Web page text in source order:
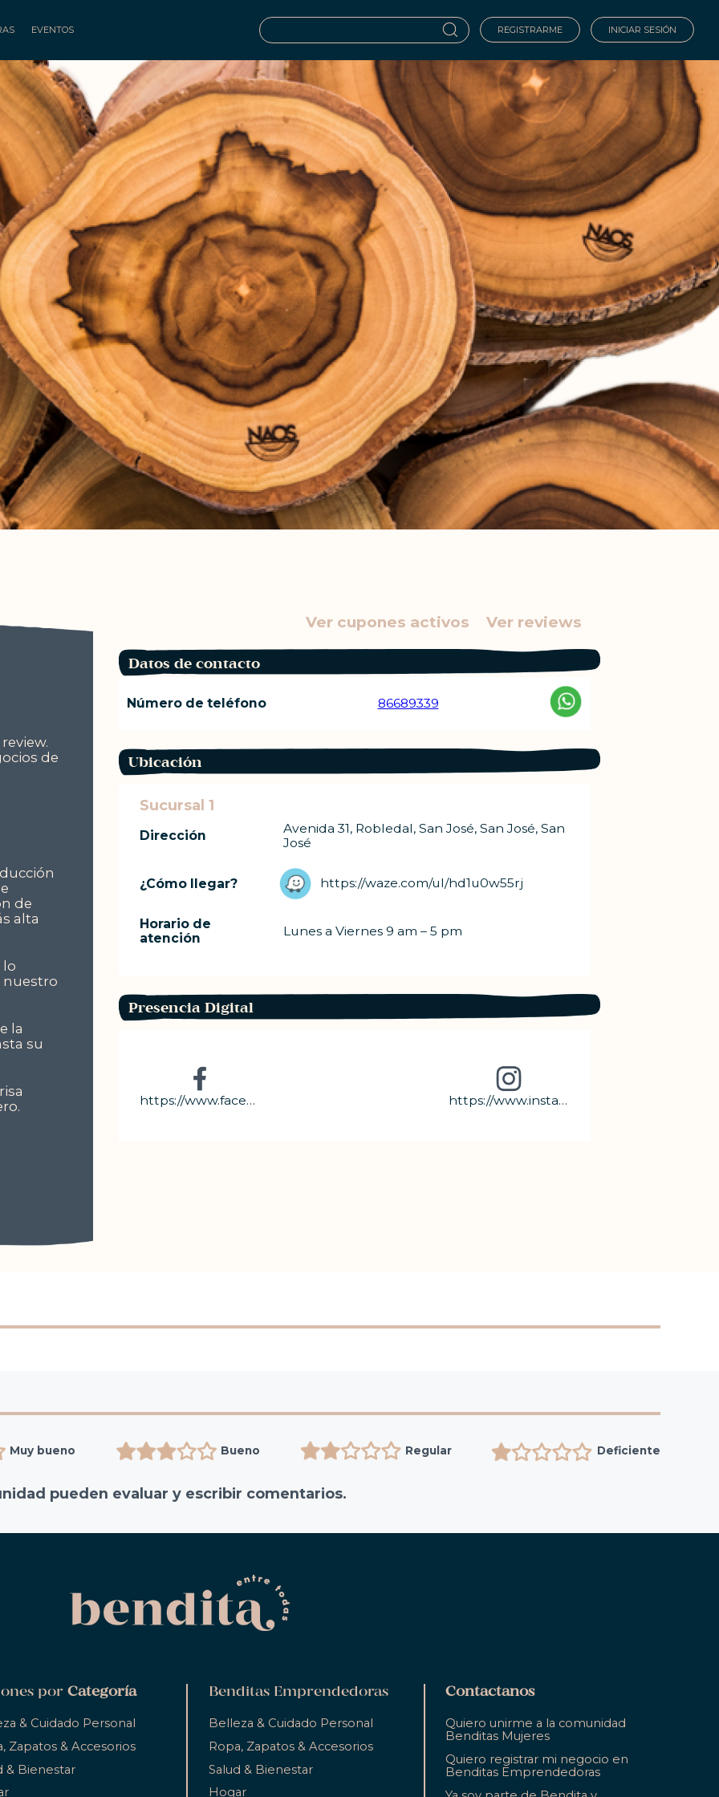
EVENTOS REGISTRARME INICIAR SESIÓN
de
de
alta
lo
nuestro
la
su
Ver cupones activos Ver reviews
Datos de contacto
Número de teléfono 86689339
Ubicación
Sucursal 1
Dirección
Avenida 31, Robledal, San José, San José, San
José
¿Cómo llegar? https://waze.com/ul/hd1u0w55rj
Horario de
atención
Lunes a Viernes 9 am – 5 pm
Presencia Digital
https://www.facebook.com/naoscostarica/ https://www.instagram.com/naoscostarica/
Muy bueno Bueno Regular Deficiente
pueden evaluar y escribir comentarios.
porCategoría
& Cuidado Personal
Zapatos & Accesorios
& Bienestar
Benditas Emprendedoras
Belleza & Cuidado Personal
Ropa, Zapatos & Accesorios
Salud & Bienestar
Hogar
Contactanos
Quiero unirme a la comunidad
Benditas Mujeres
Quiero registrar mi negocio en
Benditas Emprendedoras